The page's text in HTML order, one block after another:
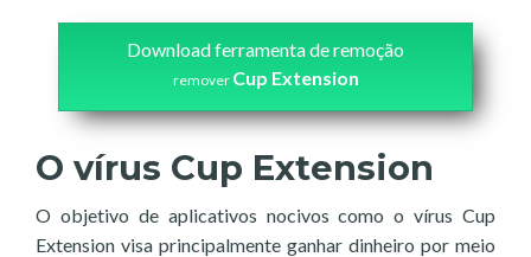
Download ferramenta de remoção
remover Cup Extension
O vírus Cup Extension
O objetivo de aplicativos nocivos como o vírus Cup
Extension visa principalmente ganhar dinheiro por meio